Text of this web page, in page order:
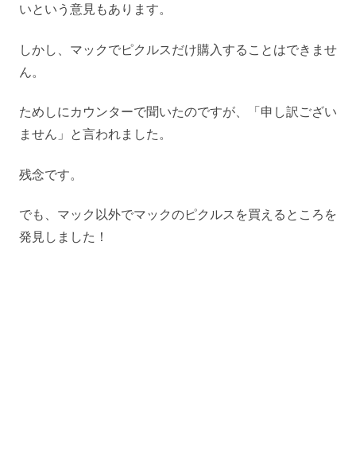
いという意見もあります。
しかし、マックでピクルスだけ購入することはできませ
ん。
ためしにカウンターで聞いたのですが、「申し訳ござい
ません」と言われました。
残念です。
でも、マック以外でマックのピクルスを買えるところを
発見しました！